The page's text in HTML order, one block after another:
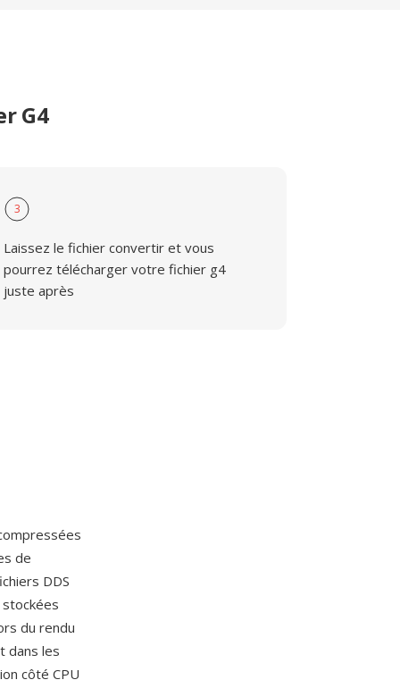
G4
3
Laissez le fichier convertir et vous
pourrez télécharger votre fichier g4
juste après
de
DDS
du rendu
dans les
côté CPU